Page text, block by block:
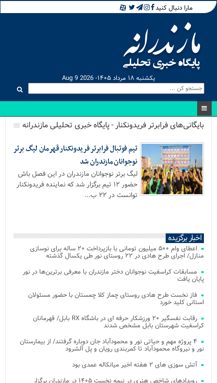
مارا دنبال کنید
یکشنبه ۱۸ مرداد ۱۴۰۵- Aug 9 2026
بایگانی‌های فرابرتر فریدونکنار - پایگاه خبری تحلیلی مازندرانه
تیم فوتبال فرابرتر فریدونکنار قهرمان لیگ برتر
نوجوانان مازندران شد
لیگ برتر نوجوانان مازندران در این فصل باش
حضور ۱۲ تیم برگزار شد که نماینده فریدونکنار
توانست در ۲۲ ب...
اخبار برگزیده
اعطای وام ۵۰۰ میلیون تومانی با بازپرداخت ۲۰ ساله برای نوسازی
منازل/ اجرای طرح هادی در ۲۲ روستای نور طی یکسال گذشته
مسابقات کراسفیت نوجوانان دختر مازندران با معرفی برترین‌ها در نور
پایان یافت
فاز نخست طرح هادی روستای چماز کلا چمستان با حضور مسئولان
استانی کلید خورد
رقابت نفسگیر ۲۰ ورزشکار حرفه ای در باشگاه RX بابل/ قهرمانان
کراسفیت شهرستان بابل مشخص شدند
۴ پروژه مهم و حیاتی نور و محمودآباد جان دوباره گرفتند/ از بیمارستان
نور و نیروگاه محمودآباد تا کمربندی رویان و پل آلشرود
آتش‌ سوزی‌ های ۲ هفته اخیر میانکاله عمدی بود
رویدادهای شاخص هنری در نیمه نخست ۱۴۰۵ در مازندران برگزار